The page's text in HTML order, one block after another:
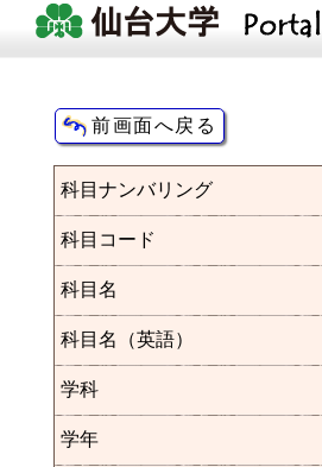
科目ナンバリング
科目コード
科目名
科目名（英語）
学科
学年